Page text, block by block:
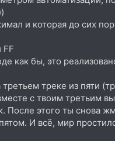
и которая до сих
FF
как бы, это
треке из пяти
с твоим третьим
После этого ты снова
И всё, мир